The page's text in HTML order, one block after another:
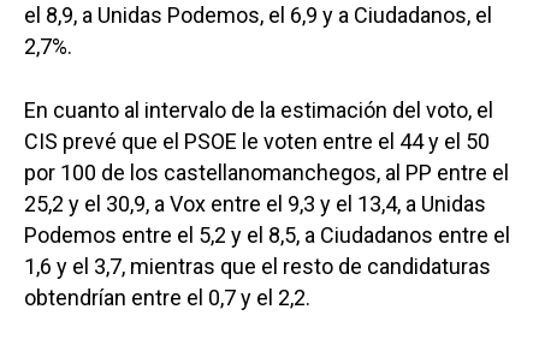
el 8,9, a Unidas Podemos, el 6,9 y a Ciudadanos, el
2,7%.
En cuanto al intervalo de la estimación del voto, el
CIS prevé que el PSOE le voten entre el 44 y el 50
por 100 de los castellanomanchegos, al PP entre el
25,2 y el 30,9, a Vox entre el 9,3 y el 13,4, a Unidas
Podemos entre el 5,2 y el 8,5, a Ciudadanos entre el
1,6 y el 3,7, mientras que el resto de candidaturas
obtendrían entre el 0,7 y el 2,2.